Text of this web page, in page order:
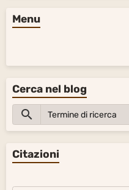
Menu
Cerca nel blog
Citazioni